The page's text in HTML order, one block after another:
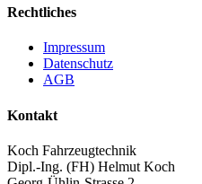
Rechtliches
Impressum
Datenschutz
AGB
Kontakt
Koch Fahrzeugtechnik
Dipl.-Ing. (FH) Helmut Koch